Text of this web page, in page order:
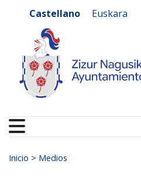
Castellano Euskara
Buscar:
Inicio > Medios